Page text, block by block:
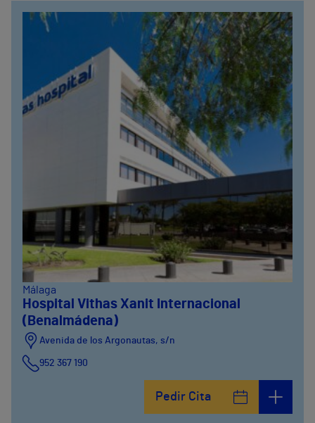
Málaga
Hospital Vithas Xanit Internacional
(Benalmádena)
Avenida de los Argonautas, s/n
952 367 190
Pedir Cita